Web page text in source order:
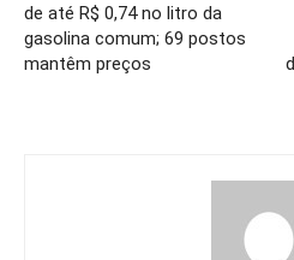
de até R$ 0,74 no litro da
gasolina comum; 69 postos
mantêm preços